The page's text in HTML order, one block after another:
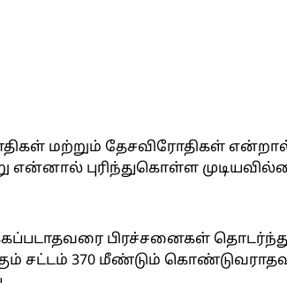
மற்றும் தேசவிரோதிகள்
என்னால் புரிந்துகொள்ள
பிரச்சனைகள்
சட்டம் 370 மீண்டும்